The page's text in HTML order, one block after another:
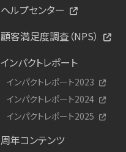
ヘルプセンター
顧客満足度調査（NPS）
インパクトレポート
インパクトレポート2023
インパクトレポート2024
インパクトレポート2025
周年コンテンツ